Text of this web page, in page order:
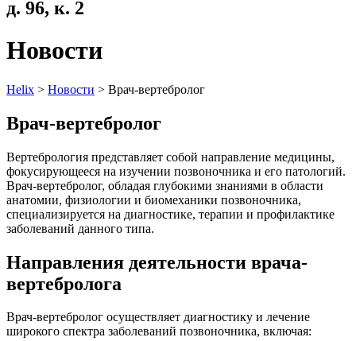
д. 96, к. 2
Новости
Helix > Новости > Врач-вертебролог
Врач-вертебролог
Вертебрология представляет собой направление медицины,
фокусирующееся на изучении позвоночника и его патологий.
Врач-вертебролог, обладая глубокими знаниями в области
анатомии, физиологии и биомеханики позвоночника,
специализируется на диагностике, терапии и профилактике
заболеваний данного типа.
Направления деятельности врача-
вертебролога
Врач-вертебролог осуществляет диагностику и лечение
широкого спектра заболеваний позвоночника, включая: